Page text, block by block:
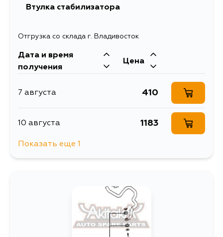
Втулка стабилизатора
Отгрузка со склада г. Владивосток
Дата и время
получения
Цена
7 августа 410
10 августа 1183
Показать еще 1